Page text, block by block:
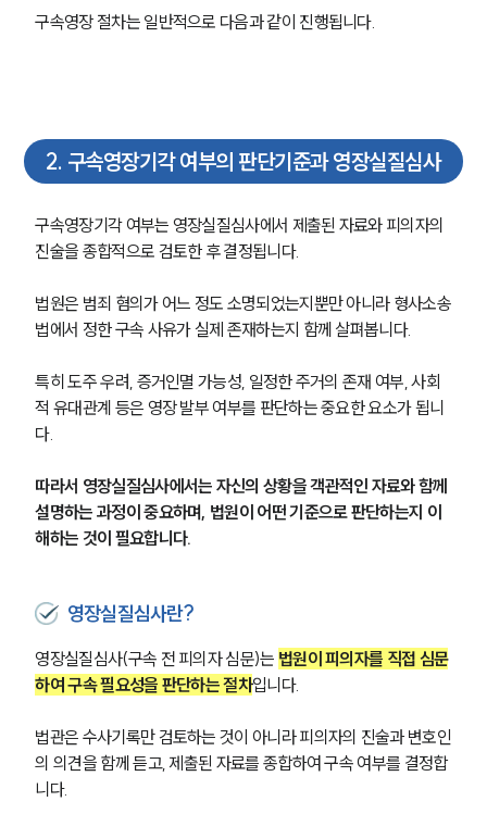
구속영장 절차는 일반적으로 다음과 같이 진행됩니다.
2. 구속영장기각 여부의 판단기준과 영장실질심사
구속영장기각 여부는 영장실질심사에서 제출된 자료와 피의자의
진술을 종합적으로 검토한 후 결정됩니다.
법원은 범죄 혐의가 어느 정도 소명되었는지뿐만 아니라 형사소송
법에서 정한 구속 사유가 실제 존재하는지 함께 살펴봅니다.
특히 도주 우려, 증거인멸 가능성, 일정한 주거의 존재 여부, 사회
적 유대관계 등은 영장 발부 여부를 판단하는 중요한 요소가 됩니
다.
따라서 영장실질심사에서는 자신의 상황을 객관적인 자료와 함께
설명하는 과정이 중요하며, 법원이 어떤 기준으로 판단하는지 이
해하는 것이 필요합니다.
영장실질심사란?
영장실질심사(구속 전 피의자 심문)는 법원이 피의자를 직접 심문
하여 구속 필요성을 판단하는 절차입니다.
법관은 수사기록만 검토하는 것이 아니라 피의자의 진술과 변호인
의 의견을 함께 듣고, 제출된 자료를 종합하여 구속 여부를 결정합
니다.